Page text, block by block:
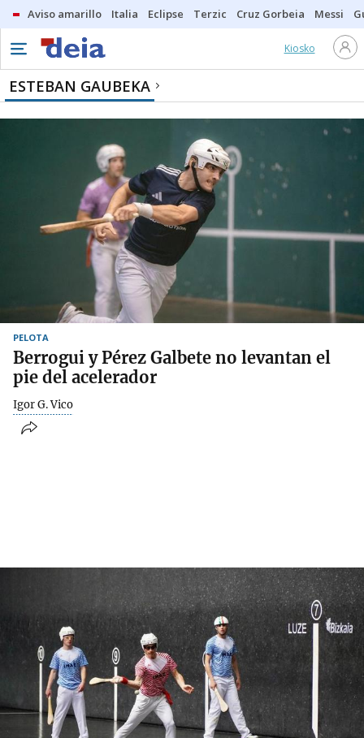
Aviso amarillo Italia Eclipse Terzic Cruz Gorbeia Messi
Kiosko
ESTEBAN GAUBEKA
PELOTA
Berrogui y Pérez Galbete no levantan el
pie del acelerador
Igor G. Vico